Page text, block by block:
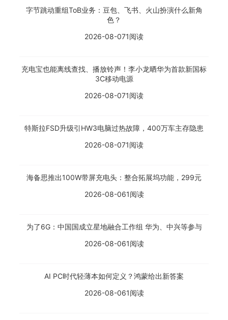
字节跳动重组ToB业务：豆包、飞书、火山扮演什么新角
色？
2026-08-071阅读
充电宝也能离线查找、播放铃声！李小龙晒华为首款新国标
3C移动电源
2026-08-071阅读
特斯拉FSD升级引HW3电脑过热故障，400万车主存隐患
2026-08-071阅读
海备思推出100W带屏充电头：整合拓展坞功能，299元
2026-08-061阅读
为了6G：中国国成立星地融合工作组 华为、中兴等参与
2026-08-061阅读
AI PC时代轻薄本如何定义？鸿蒙给出新答案
2026-08-061阅读